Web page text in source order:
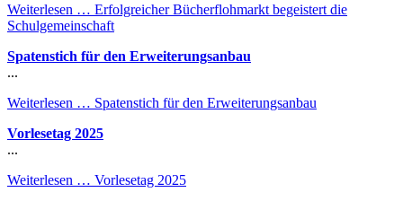
Weiterlesen … Erfolgreicher Bücherflohmarkt begeistert die
Schulgemeinschaft
Spatenstich für den Erweiterungsanbau
...
Weiterlesen … Spatenstich für den Erweiterungsanbau
Vorlesetag 2025
...
Weiterlesen … Vorlesetag 2025